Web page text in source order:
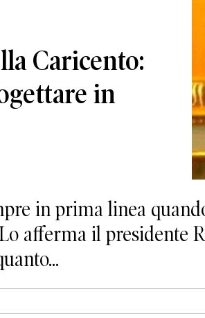
Caricento:
in
in prima linea
afferma il presidente